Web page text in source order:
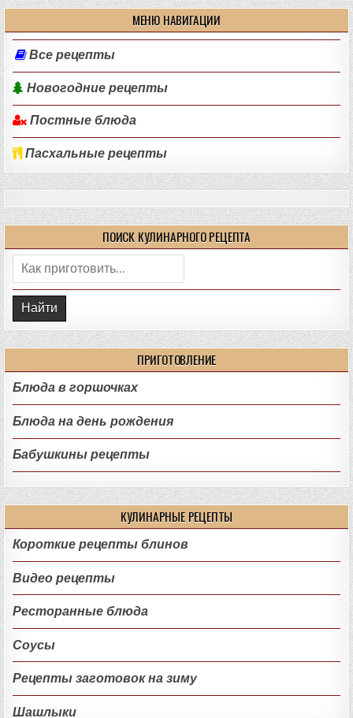
МЕНЮ НАВИГАЦИИ
Все рецепты
Новогодние рецепты
Постные блюда
Пасхальные рецепты
ПОИСК КУЛИНАРНОГО РЕЦЕПТА
Поиск:
ПРИГОТОВЛЕНИЕ
Блюда в горшочках
Блюда на день рождения
Бабушкины рецепты
КУЛИНАРНЫЕ РЕЦЕПТЫ
Короткие рецепты блинов
Видео рецепты
Ресторанные блюда
Соусы
Рецепты заготовок на зиму
Шашлыки